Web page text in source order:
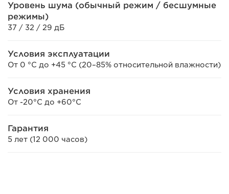
Уровень шума (обычный режим / бесшумные
режимы)
37 / 32 / 29 дБ
Условия эксплуатации
От 0 °C до +45 °C (20–85% относительной влажности)
Условия хранения
От -20°C до +60°C
Гарантия
5 лет (12 000 часов)